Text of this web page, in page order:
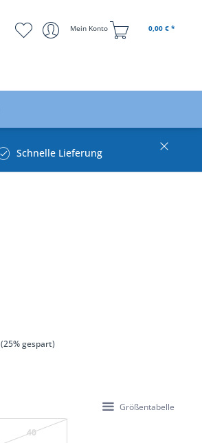
Mein Konto 0,00 € *
Schnelle Lieferung
(25% gespart)
Größentabelle
40